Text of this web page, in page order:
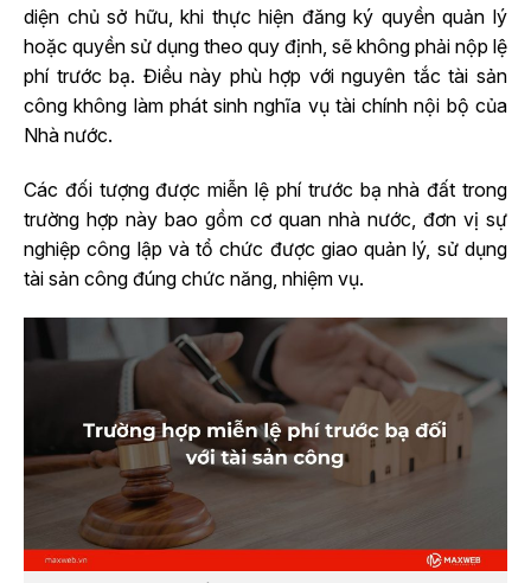
diện chủ sở hữu, khi thực hiện đăng ký quyền quản lý
hoặc quyền sử dụng theo quy định, sẽ không phải nộp lệ
phí trước bạ. Điều này phù hợp với nguyên tắc tài sản
công không làm phát sinh nghĩa vụ tài chính nội bộ của
Nhà nước.
Các đối tượng được miễn lệ phí trước bạ nhà đất trong
trường hợp này bao gồm cơ quan nhà nước, đơn vị sự
nghiệp công lập và tổ chức được giao quản lý, sử dụng
tài sản công đúng chức năng, nhiệm vụ.